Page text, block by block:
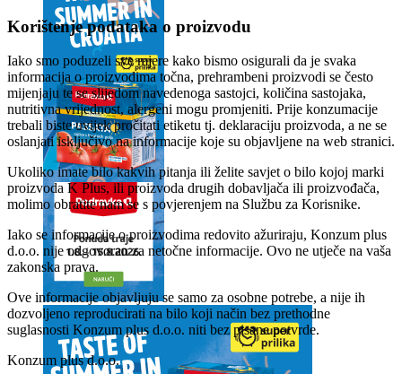
Korištenje podataka o proizvodu
Iako smo poduzeli sve mjere kako bismo osigurali da je svaka
informacija o proizvodima točna, prehrambeni proizvodi se često
mijenjaju te se slijedom navedenoga sastojci, količina sastojaka,
nutritivna vrijednost, alergeni mogu promjeniti. Prije konzumacije
trebali biste uvijek pročitati etiketu tj. deklaraciju proizvoda, a ne se
oslanjati isključivo na informacije koje su objavljene na web stranici.
Ukoliko imate bilo kakvih pitanja ili želite savjet o bilo kojoj marki
proizvoda K Plus, ili proizvoda drugih dobavljača ili proizvođača,
molimo obratite nam se s povjerenjem na Službu za Korisnike.
Iako se informacije o proizvodima redovito ažuriraju, Konzum plus
d.o.o. nije odgovoran za netočne informacije. Ovo ne utječe na vaša
zakonska prava.
Ove informacije objavljuju se samo za osobne potrebe, a nije ih
dozvoljeno reproducirati na bilo koji način bez prethodne
suglasnosti Konzum plus d.o.o. niti bez pisane potvrde.
Konzum plus d.o.o.